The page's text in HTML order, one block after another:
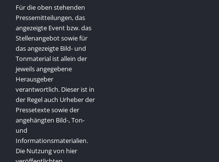
Für die oben stehenden
Pressemitteilungen, das
angezeigte Event bzw. das
Stellenangebot sowie für
das angezeigte Bild- und
Tonmaterial ist allein der
jeweils angegebene
Herausgeber
verantwortlich. Dieser ist in
der Regel auch Urheber der
Pressetexte sowie der
angehängten Bild-, Ton-
und
Informationsmaterialien.
Die Nutzung von hier